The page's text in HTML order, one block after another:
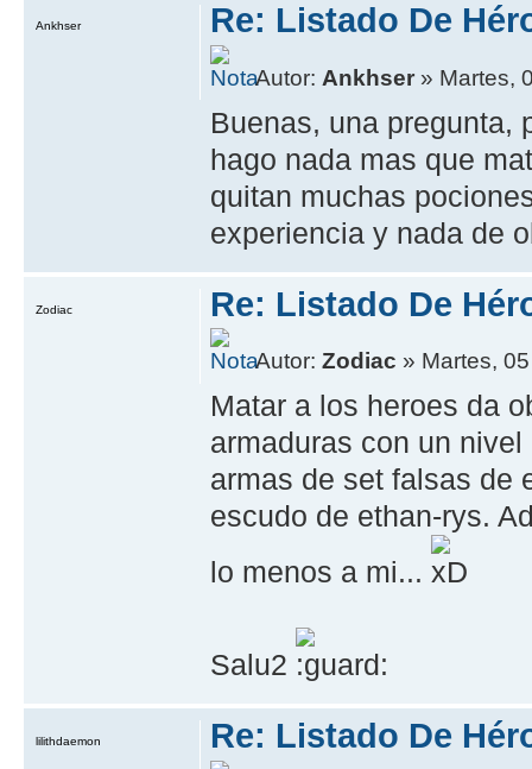
Re: Listado De
Autor: Ankhser » Martes,
Buenas, una pregunta,
hago nada mas que
quitan muchas
experiencia y nada de
Ankhser
Re: Listado De
Autor:Zodiac » Martes,
Matar a los heroes da
armaduras con un
armas de set falsas de
escudo de ethan-rys.
lo menos a mi...
Salu2
Zodiac
Re: Listado De
lilithdaemon